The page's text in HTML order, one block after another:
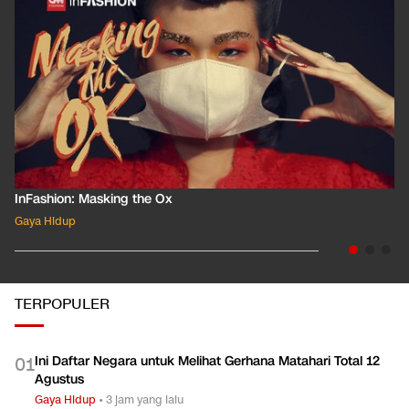
InFashion: Masking the Ox
Gaya Hidup
TERPOPULER
01Ini Daftar Negara untuk Melihat Gerhana Matahari Total 12
Agustus
Gaya Hidup •3 jam yang lalu